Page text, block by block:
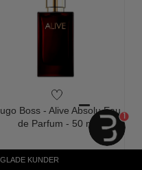
GLADE KUNDER
Boss - Alive Absolu Eau
de Parfum - 50 ml
999,00
1